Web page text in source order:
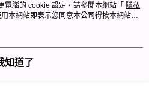
電腦的 cookie 設定，請參閱本網站「 隱私
本網站即表示您同意本公司得按本網站使
知道了